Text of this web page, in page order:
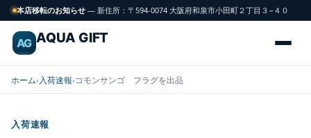
本店移転のお知らせ — 新住所：〒594-0074 大阪府和泉市小田町２丁目３−４０
AG AQUA GIFT
ホーム› 入荷速報›コモンサンゴ フラグを出品
入荷速報